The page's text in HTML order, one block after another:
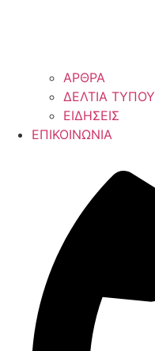
ΑΡΘΡΑ
ΔΕΛΤΙΑ ΤΥΠΟΥ
ΕΙΔΗΣΕΙΣ
ΕΠΙΚΟΙΝΩΝΙΑ